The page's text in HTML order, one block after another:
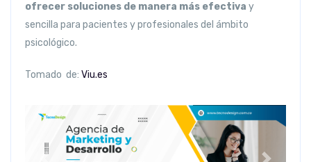
ofrecer soluciones de manera más efectiva y
sencilla para pacientes y profesionales del ámbito
psicológico.
Tomado de: Viu.es